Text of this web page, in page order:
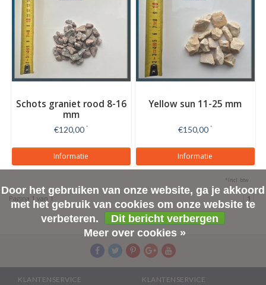
Schots graniet rood 8-16
mm
€120,00 *
Informatie
Yellow sun 11-25 mm
€150,00 *
Informatie
*Incl. btw
Pagina 1 van 1 1
KLANTENSERVICE
KLANTENSERVICE
Door het gebruiken van onze website, ga je akkoord
met het gebruik van cookies om onze website te
verbeteren.
Dit bericht verbergen
Meer over cookies »